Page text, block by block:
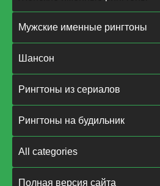
Мужские именные рингтоны
Шансон
Рингтоны из сериалов
Рингтоны на будильник
All categories
Полная версия сайта